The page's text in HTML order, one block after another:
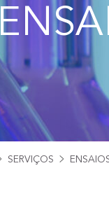
SERVIÇOS